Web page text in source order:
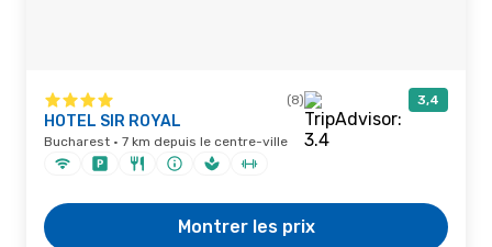
(8) 3,4
HOTEL SIR ROYAL
Bucharest · 7 km depuis le centre-ville
Montrer les prix